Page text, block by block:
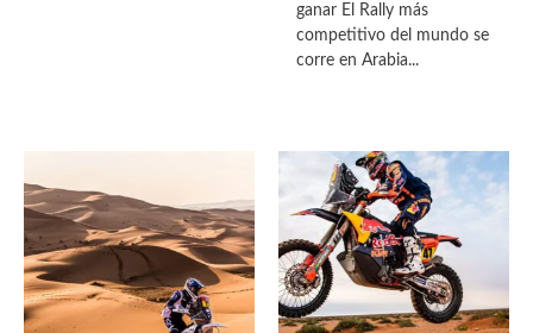
ganar El Rally más
competitivo del mundo se
corre en Arabia...